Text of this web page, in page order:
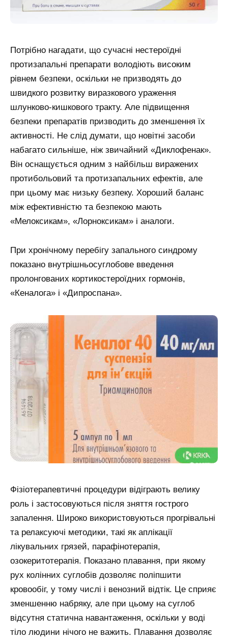
Потрібно нагадати, що сучасні нестероїдні
протизапальні препарати володіють високим
рівнем безпеки, оскільки не призводять до
швидкого розвитку виразкового ураження
шлунково-кишкового тракту. Але підвищення
безпеки препаратів призводить до зменшення їх
активності. Не слід думати, що новітні засоби
набагато сильніше, ніж звичайний «Диклофенак».
Він оснащується одним з найбільш виражених
протибольовий та протизапальних ефектів, але
при цьому має низьку безпеку. Хороший баланс
між ефективністю та безпекою мають
«Мелоксикам», «Лорноксикам» і аналоги.
При хронічному перебігу запального синдрому
показано внутрішньосуглобове введення
пролонгованих кортикостероїдних гормонів,
«Кеналога» і «Дипроспана».
Фізіотерапевтичні процедури відіграють велику
роль і застосовуються після зняття гострого
запалення. Широко використовуються прогрівальні
та релаксуючі методики, такі як аплікації
лікувальних грязей, парафінотерапія,
озокеритотерапія. Показано плавання, при якому
рух колінних суглобів дозволяє поліпшити
кровообіг, у тому числі і венозний відтік. Це сприяє
зменшенню набряку, але при цьому на суглоб
відсутня статична навантаження, оскільки у воді
тіло людини нічого не важить. Плавання дозволяє